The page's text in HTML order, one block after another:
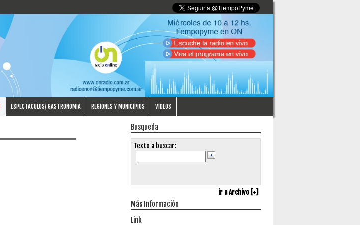
ESPECTACULOS/ GASTRONOMIA REGIONES Y MUNICIPIOS VIDEOS
Busqueda
Texto a buscar:
ir a Archivo [+]
Más Información
Link